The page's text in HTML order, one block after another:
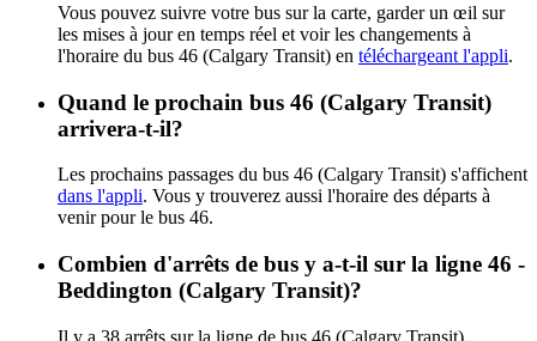
Vous pouvez suivre votre bus sur la carte, garder un œil sur
les mises à jour en temps réel et voir les changements à
l'horaire du bus 46 (Calgary Transit) en téléchargeant l'appli.
Quand le prochain bus 46 (Calgary Transit)
arrivera-t-il?
Les prochains passages du bus 46 (Calgary Transit) s'affichent
dans l'appli. Vous y trouverez aussi l'horaire des départs à
venir pour le bus 46.
Combien d'arrêts de bus y a-t-il sur la ligne 46 -
Beddington (Calgary Transit)?
Il y a 38 arrêts sur la ligne de bus 46 (Calgary Transit).